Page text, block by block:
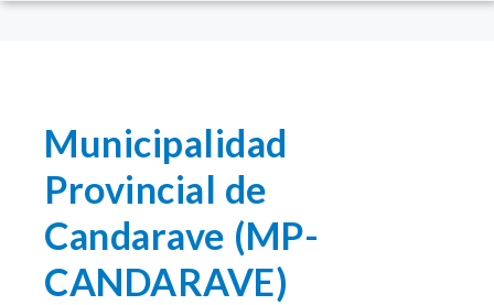
Municipalidad
Provincial de
Candarave (MP-
CANDARAVE)